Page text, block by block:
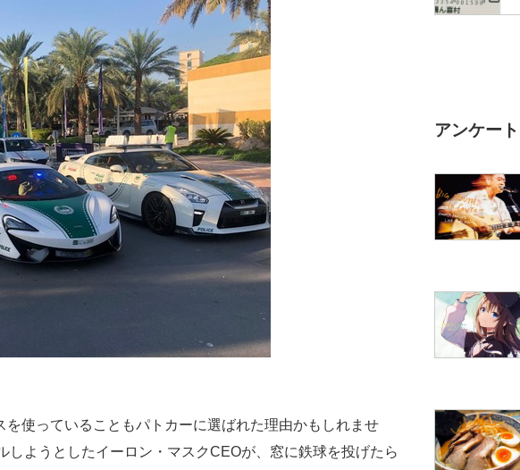
使っていることもパトカーに選ばれた理由かもしれませ
しようとしたイーロン・マスクCEOが、窓に鉄球を投げたら
アンケート